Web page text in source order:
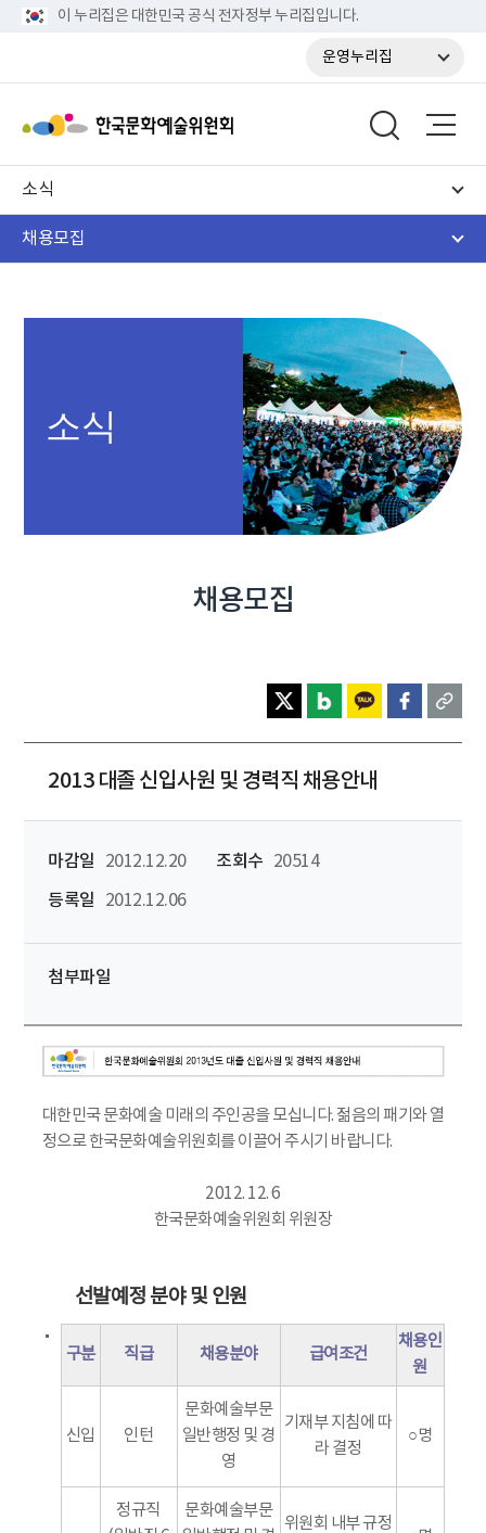
이 누리집은 대한민국 공식 전자정부 누리집입니다.
운영누리집
소식
채용모집
소식
채용모집
2013 대졸 신입사원 및 경력직 채용안내
마감일 2012.12.20 조회수
20514
등록일
2012.12.06
첨부파일
대한민국 문화예술 미래의 주인공을 모십니다. 젊음의 패기와 열
정으로 한국문화예술위원회를 이끌어 주시기 바랍니다.
2012. 12. 6
한국문화예술위원회 위원장
선발예정 분야 및 인원
구분 직급 채용분야 급여조건
채용인
원
신입 인턴
문화예술부문
일반행정 및 경
영
기재부 지침에 따
라 결정
○명
정규직
문화예술부문
위원회 내부 규정